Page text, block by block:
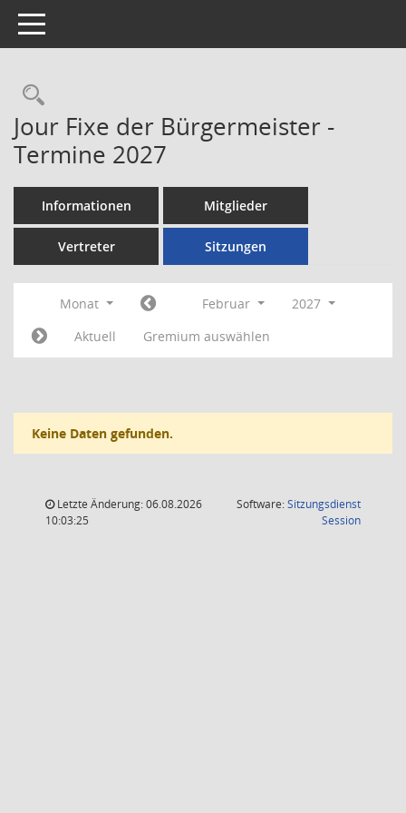
Toggle navigation
Rechercheauswahl
Jour Fixe der Bürgermeister -
Termine 2027
Informationen Mitglieder
Vertreter Sitzungen
Monat Februar
2027
Aktuell
Gremium auswählen
Keine Daten gefunden.
Letzte Änderung: 06.08.2026
10:03:25
Software:Sitzungsdienst
Session(Wird in